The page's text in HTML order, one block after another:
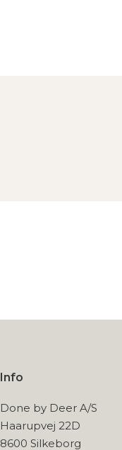
Info
Done by Deer A/S
Haarupvej 22D
8600 Silkeborg